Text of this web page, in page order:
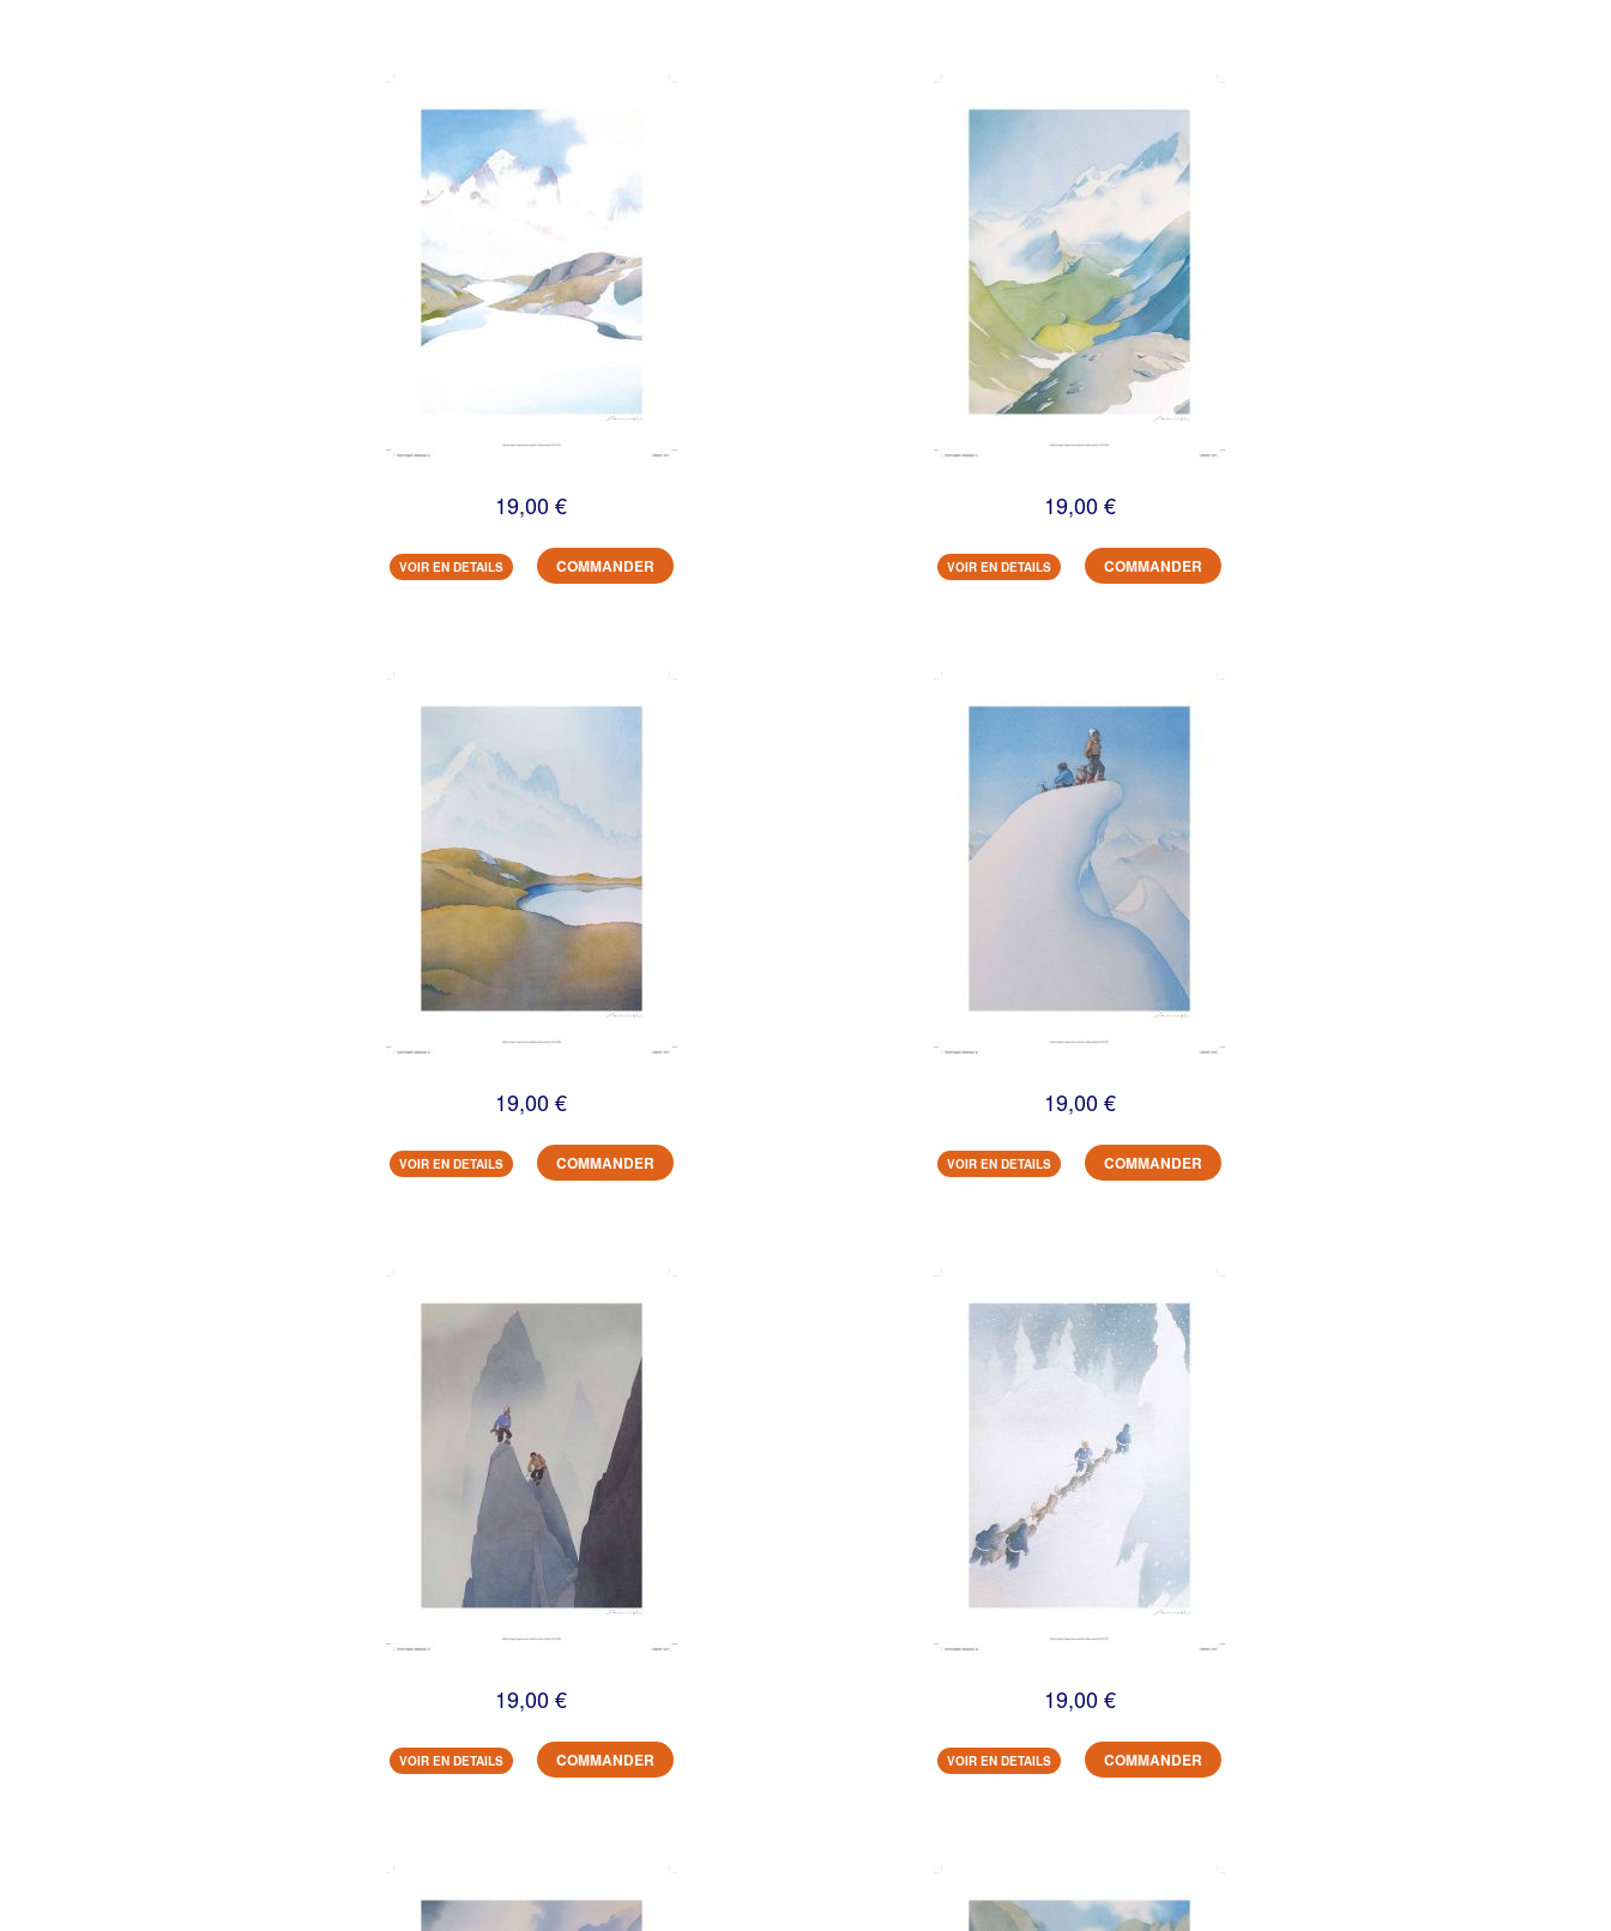
19,00 €
VOIR EN DETAILS COMMANDER
19,00 €
VOIR EN DETAILS COMMANDER
19,00 €
VOIR EN DETAILS COMMANDER
19,00 €
VOIR EN DETAILS COMMANDER
19,00 €
VOIR EN DETAILS COMMANDER
19,00 €
VOIR EN DETAILS COMMANDER